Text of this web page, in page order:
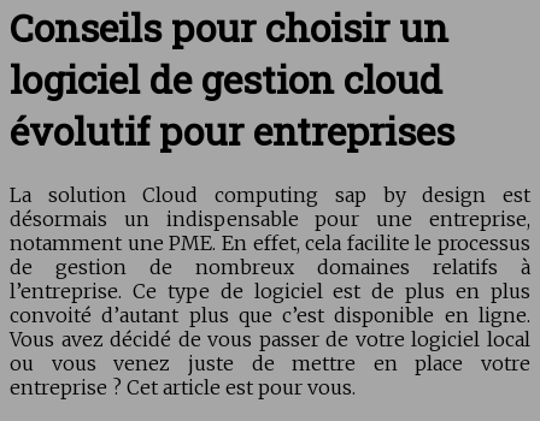
Conseils pour choisir un
logiciel de gestion cloud
évolutif pour entreprises
La solution Cloud computing sap by design est
désormais un indispensable pour une entreprise,
notamment une PME. En effet, cela facilite le processus
de gestion de nombreux domaines relatifs à
l’entreprise. Ce type de logiciel est de plus en plus
convoité d’autant plus que c’est disponible en ligne.
Vous avez décidé de vous passer de votre logiciel local
ou vous venez juste de mettre en place votre
entreprise ? Cet article est pour vous.